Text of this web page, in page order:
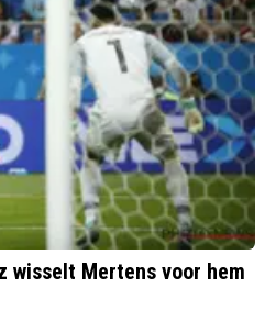
wisselt Mertens voor hem